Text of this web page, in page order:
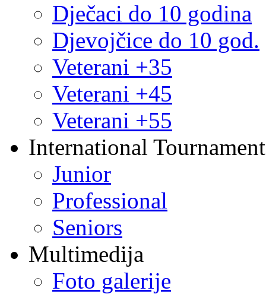
Dječaci do 10 godina
Djevojčice do 10 god.
Veterani +35
Veterani +45
Veterani +55
International
Junior
Professional
Seniors
Multimedija
Foto galerije